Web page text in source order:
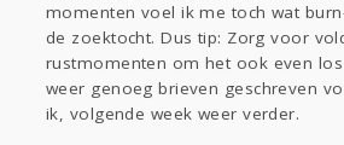
momenten voel ik me toch wat
de zoektocht. Dus tip: Zorg voor
rustmomenten om het ook even
weer genoeg brieven geschreven
ik, volgende week weer verder.